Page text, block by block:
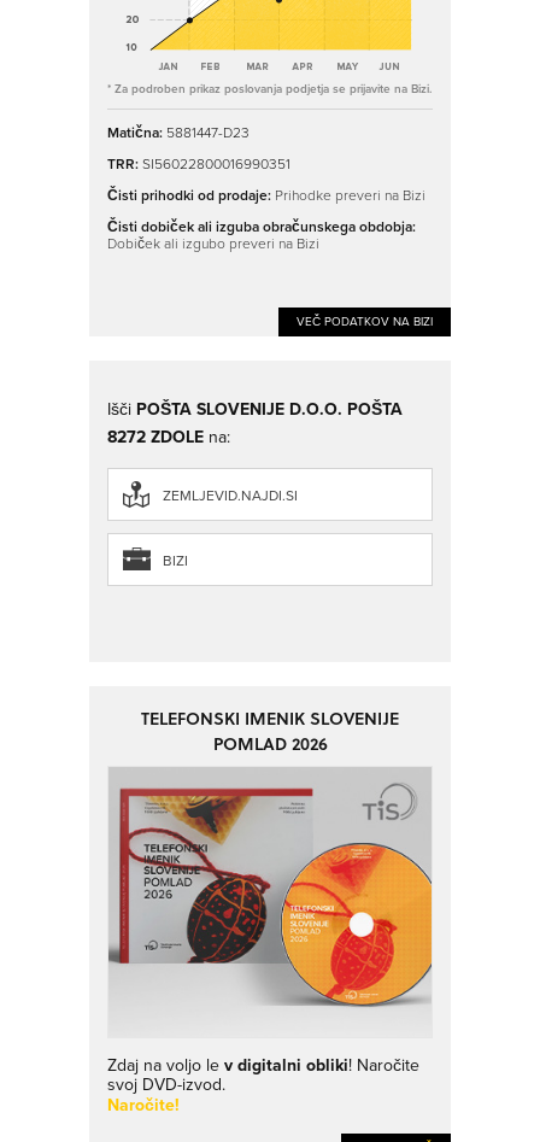
* Za podroben prikaz poslovanja podjetja se prijavite na Bizi.
Matična: 5881447-D23
TRR:SI56022800016990351
Čisti prihodki od prodaje: Prihodke preveri na Bizi
Čisti dobiček ali izguba obračunskega obdobja:
Dobiček ali izgubo preveri na Bizi
VEČ PODATKOV NA BIZI
Išči POŠTA SLOVENIJE D.O.O. POŠTA
8272 ZDOLE na:
ZEMLJEVID.NAJDI.SI
BIZI
TELEFONSKI IMENIK SLOVENIJE
POMLAD 2026
Zdaj na voljo le v digitalni obliki! Naročite
svoj DVD-izvod.
Naročite!